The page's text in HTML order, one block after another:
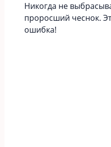
Никогда не
проросший чеснок.
ошибка!